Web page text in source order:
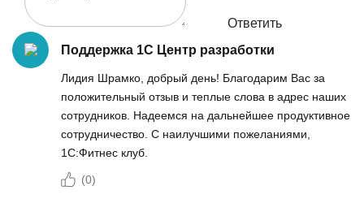
Ответить
Поддержка 1С Центр разработки
Лидия Шрамко, добрый день! Благодарим Вас за
положительный отзыв и теплые слова в адрес наших
сотрудников. Надеемся на дальнейшее продуктивное
сотрудничество. С наилучшими пожеланиями,
1С:Фитнес клуб.
(0)